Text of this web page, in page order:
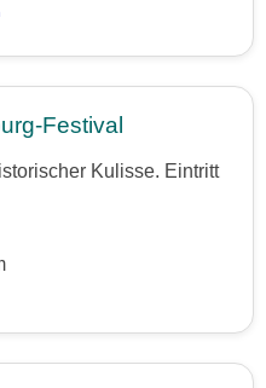
Festival
Kulisse. Eintritt